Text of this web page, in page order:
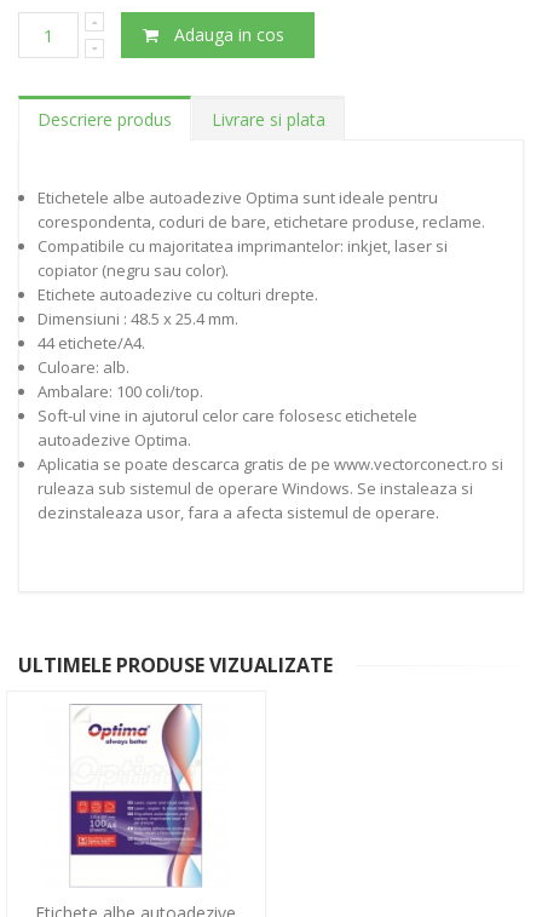
Adauga in cos
Descriere produs Livrare si plata
Etichetele albe autoadezive Optima sunt ideale pentru
corespondenta, coduri de bare, etichetare produse, reclame.
Compatibile cu majoritatea imprimantelor: inkjet, laser si
copiator (negru sau color).
Etichete autoadezive cu colturi drepte.
Dimensiuni : 48.5 x 25.4 mm.
44 etichete/A4.
Culoare: alb.
Ambalare: 100 coli/top.
Soft-ul vine in ajutorul celor care folosesc etichetele
autoadezive Optima.
Aplicatia se poate descarca gratis de pe www.vectorconect.ro si
ruleaza sub sistemul de operare Windows. Se instaleaza si
dezinstaleaza usor, fara a afecta sistemul de operare.
ULTIMELE PRODUSE VIZUALIZATE